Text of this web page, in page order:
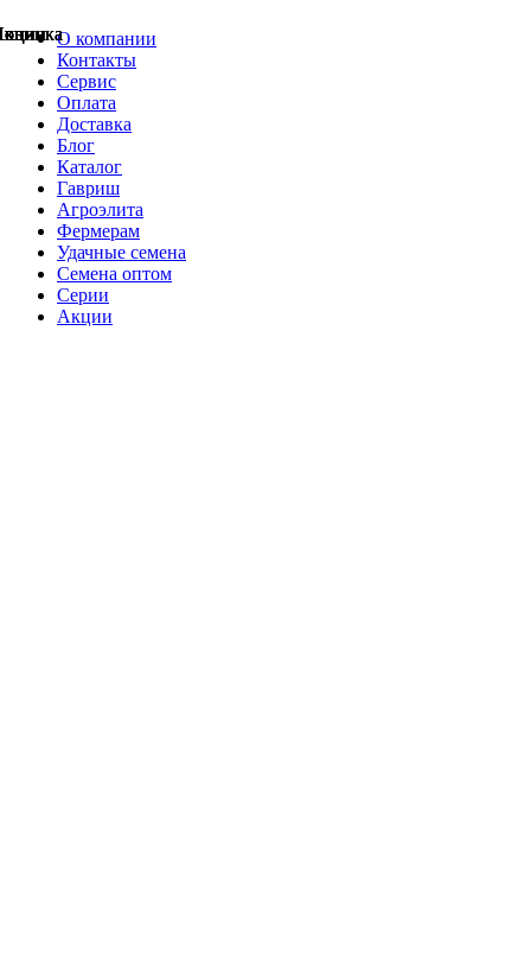
О компании
Контакты
Сервис
Оплата
Доставка
Блог
Каталог
Гавриш
Агроэлита
Фермерам
Удачные семена
Семена оптом
Серии
Акции